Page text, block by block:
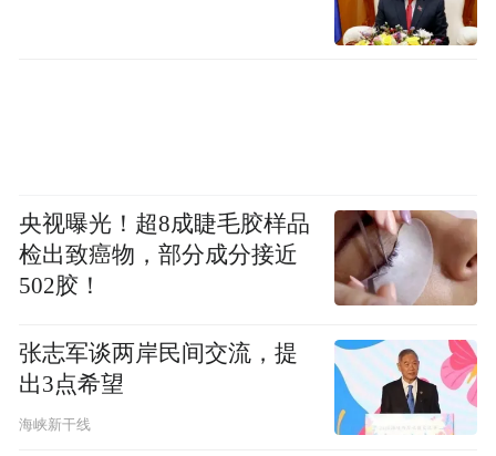
央视曝光！超8成睫毛胶样品
检出致癌物，部分成分接近
502胶！
张志军谈两岸民间交流，提
出3点希望
海峡新干线